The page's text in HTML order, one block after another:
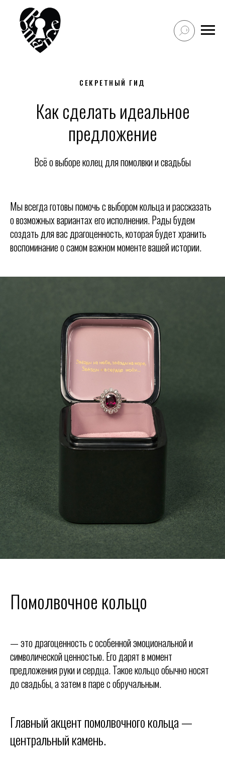
СЕКРЕТНЫЙ ГИД
Как сделать идеальное
предложение
Всё о выборе колец для помолвки и свадьбы
Мы всегда готовы помочь с выбором кольца и рассказать
о возможных вариантах его исполнения. Рады будем
создать для вас драгоценность, которая будет хранить
воспоминание о самом важном моменте вашей истории.
Помолвочное кольцо
— это драгоценность с особенной эмоциональной и
символической ценностью. Его дарят в момент
предложения руки и сердца. Такое кольцо обычно носят
до свадьбы, а затем в паре с обручальным.
Главный акцент помолвочного кольца —
центральный камень.